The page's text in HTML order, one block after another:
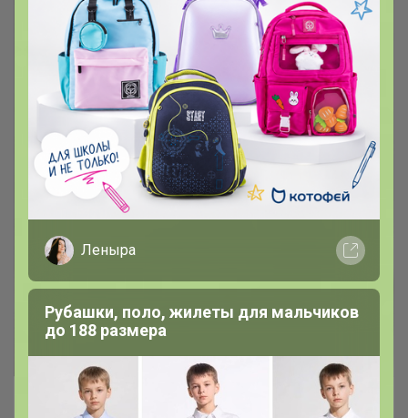
Леныра
Рубашки, поло, жилеты для мальчиков
до 188 размера